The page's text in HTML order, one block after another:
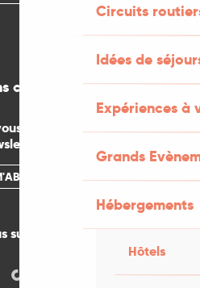
Circuits
Idées de
Expériences à
Grands
Hébergements
Hôtels
connectés
gratuitement
mensuelle
sur les réseaux !